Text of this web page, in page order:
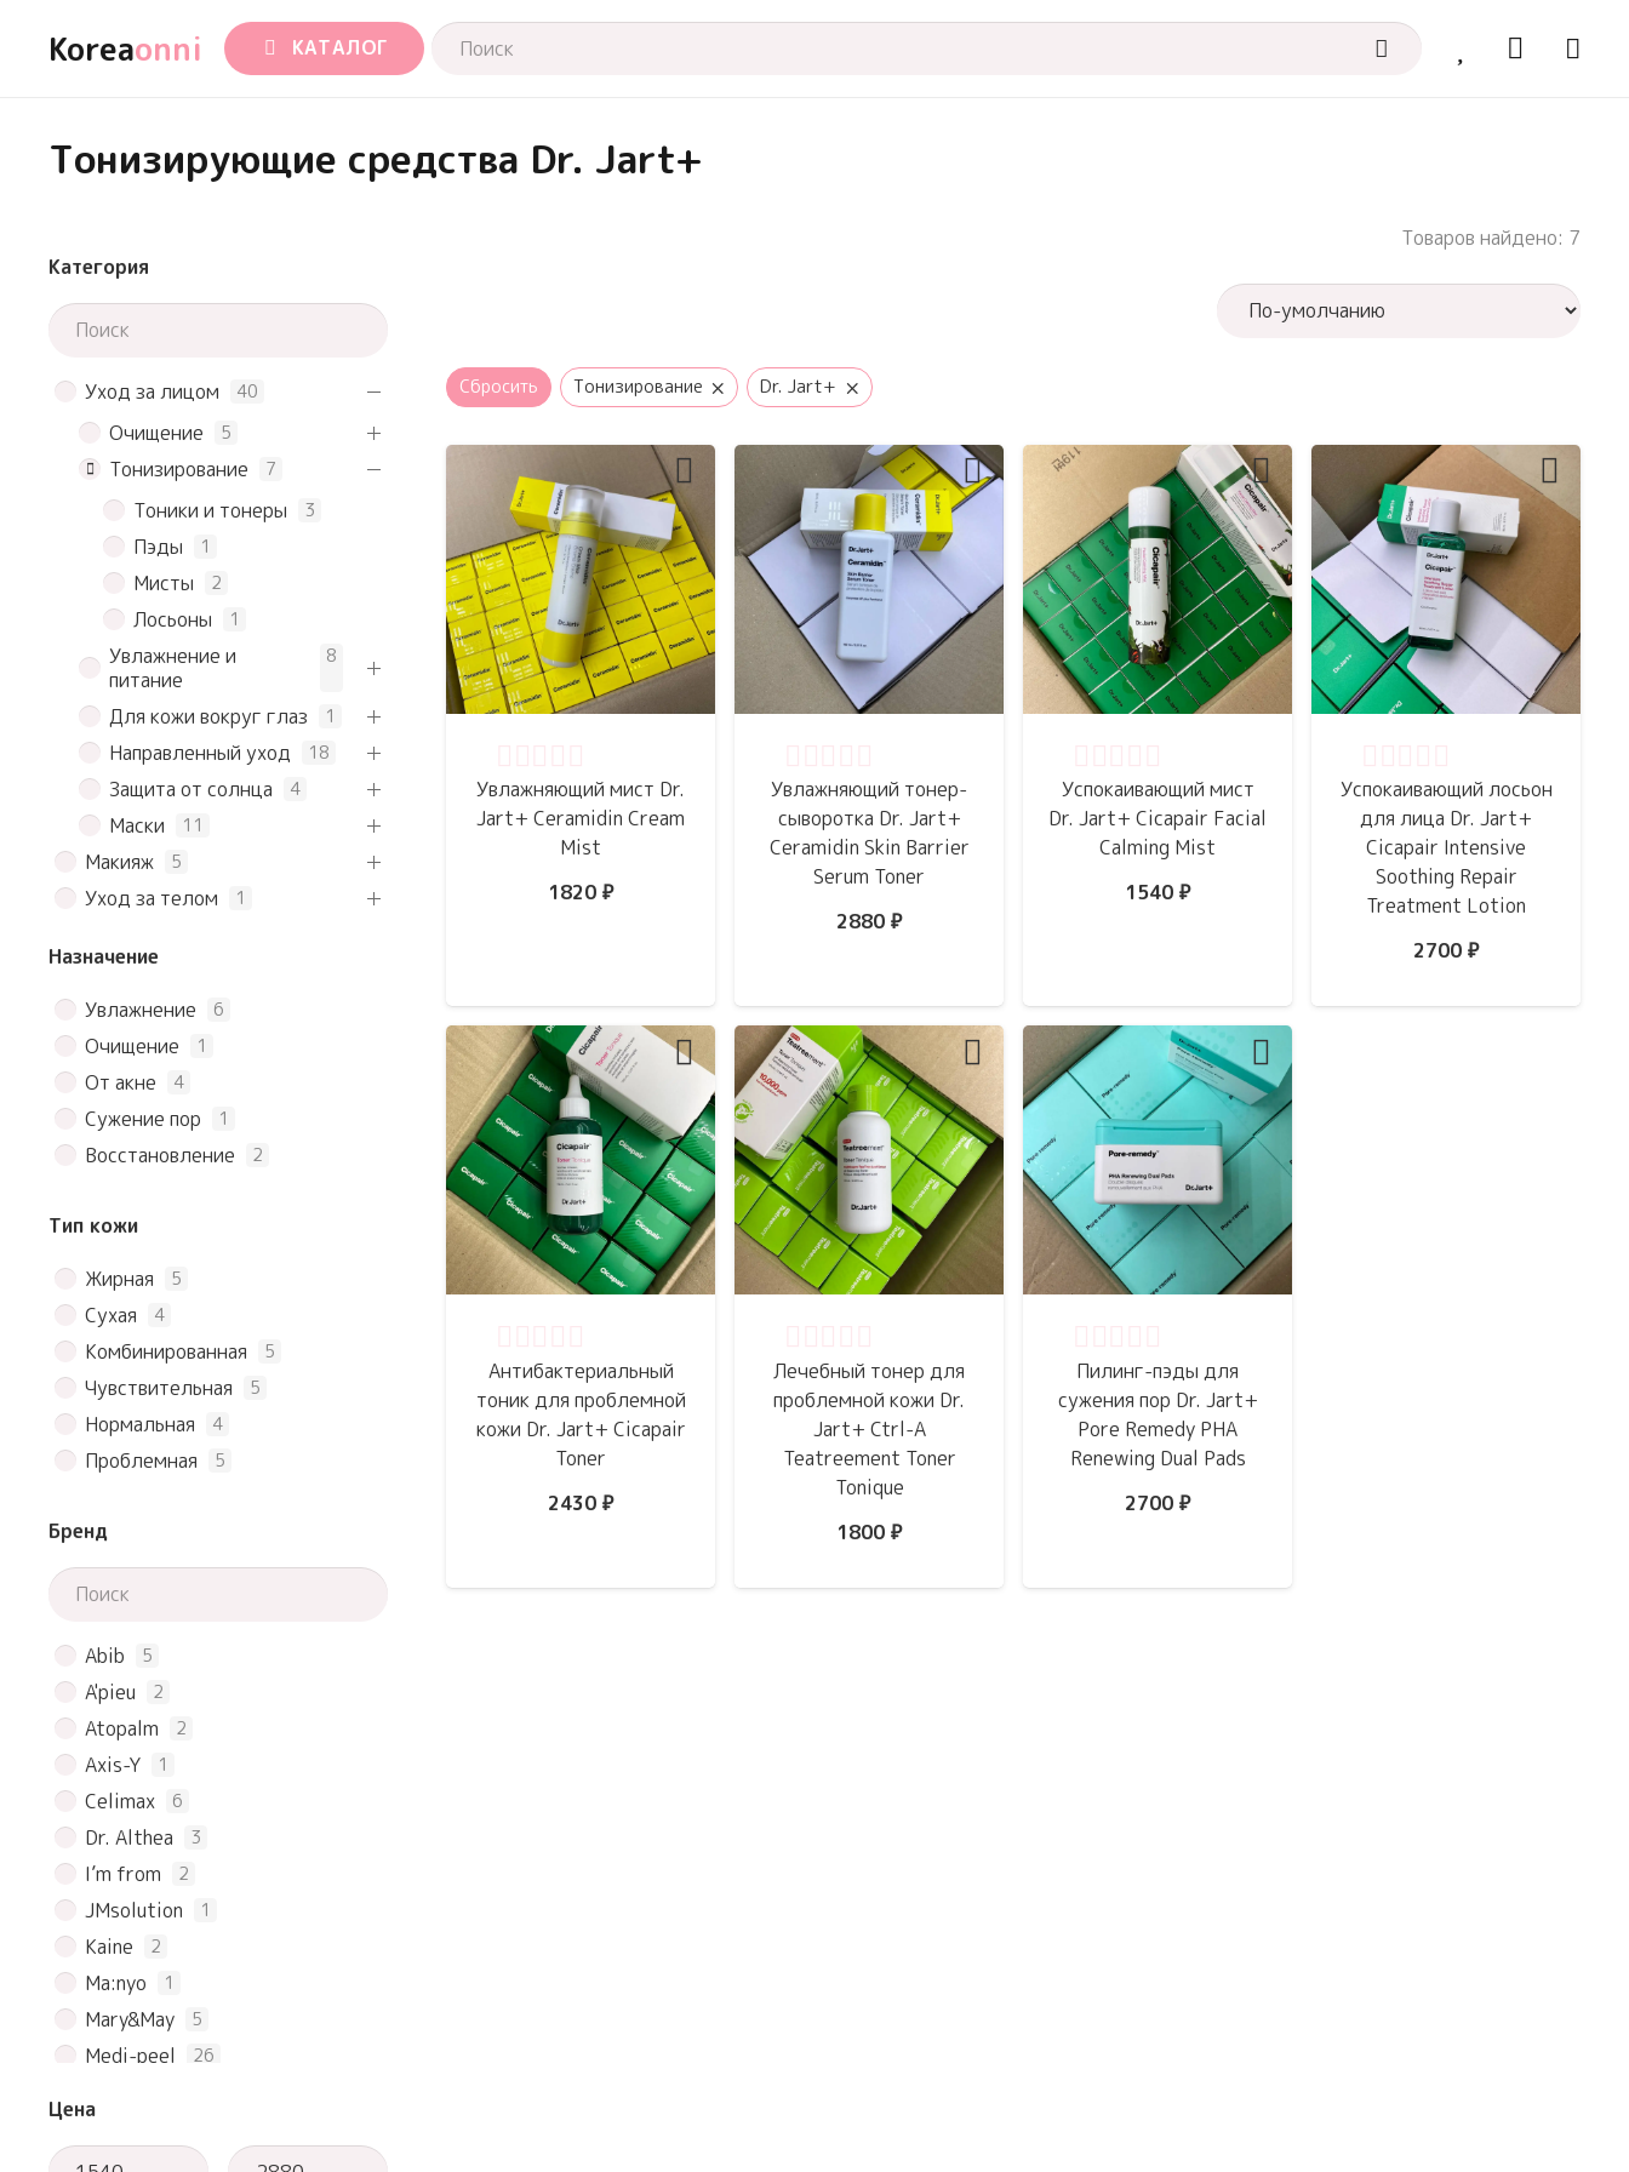
Koreaonni КАТАЛОГ
Тонизирующие средства Dr. Jart+
Категория
Уход за лицом 40
Очищение 5
Тонизирование 7
Тоники и тонеры 3
Пэды 1
Мисты 2
Лосьоны 1
Увлажнение и
питание
8
Для кожи вокруг глаз 1
Направленный уход 18
Защита от солнца 4
Маски 11
Макияж 5
Уход за телом 1
Назначение
Увлажнение
6
Очищение 1
От акне 4
Сужение пор 1
Восстановление 2
Тип кожи
Жирная
5
Сухая 4
Комбинированная 5
Чувствительная 5
Нормальная 4
Проблемная 5
Бренд
Abib 5
A'pieu 2
Atopalm 2
Axis-Y 1
Celimax 6
Dr. Althea 3
I’m from 2
JMsolution 1
Kaine 2
Ma:nyo 1
Mary&May 5
Medi-peel 26
Pyunkang Yul
Цена
Товаров найдено: 7
Сбросить Тонизирование × Dr. Jart+ ×
Увлажняющий мист Dr.
Jart+ Ceramidin Cream
Mist
1820 ₽
Увлажняющий тонер-
сыворотка Dr. Jart+
Ceramidin Skin Barrier
Serum Toner
2880 ₽
Успокаивающий мист
Dr. Jart+ Cicapair Facial
Calming Mist
1540 ₽
Успокаивающий лосьон
для лица Dr. Jart+
Cicapair Intensive
Soothing Repair
Treatment Lotion
2700 ₽
Антибактериальный
тоник для проблемной
кожи Dr. Jart+ Cicapair
Toner
2430 ₽
Лечебный тонер для
проблемной кожи Dr.
Jart+ Ctrl-A
Teatreement Toner
Tonique
1800 ₽
Пилинг-пэды для
сужения пор Dr. Jart+
Pore Remedy PHA
Renewing Dual Pads
2700 ₽